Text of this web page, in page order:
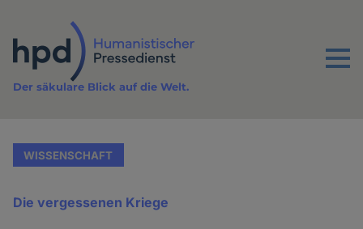
Inhalt
Menu
Der säkulare Blick auf die Welt.
WISSENSCHAFT
Die vergessenen Kriege